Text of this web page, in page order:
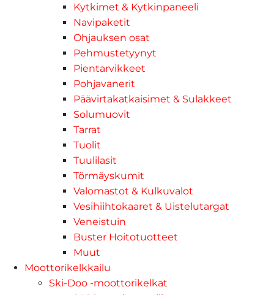
Kytkimet & Kytkinpaneeli
Navipaketit
Ohjauksen osat
Pehmustetyynyt
Pientarvikkeet
Pohjavanerit
Päävirtakatkaisimet & Sulakkeet
Solumuovit
Tarrat
Tuolit
Tuulilasit
Törmäyskumit
Valomastot & Kulkuvalot
Vesihiihtokaaret & Uistelutargat
Veneistuin
Buster Hoitotuotteet
Muut
Moottorikelkkailu
Ski-Doo -moottorikelkat